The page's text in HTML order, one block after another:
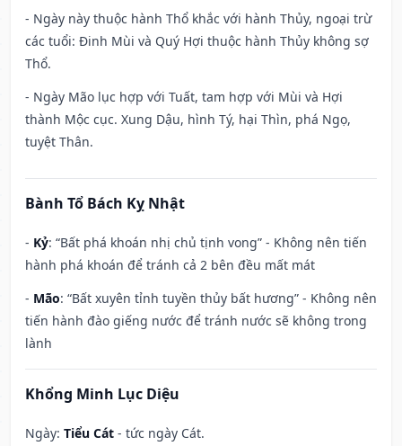
- Ngày này thuộc hành Thổ khắc với hành Thủy, ngoại trừ
các tuổi: Đinh Mùi và Quý Hợi thuộc hành Thủy không sợ
Thổ.
- Ngày Mão lục hợp với Tuất, tam hợp với Mùi và Hợi
thành Mộc cục. Xung Dậu, hình Tý, hại Thìn, phá Ngọ,
tuyệt Thân.
Bành Tổ Bách Kỵ Nhật
- Kỷ: “Bất phá khoán nhị chủ tịnh vong” - Không nên tiến
hành phá khoán để tránh cả 2 bên đều mất mát
- Mão: “Bất xuyên tỉnh tuyền thủy bất hương” - Không nên
tiến hành đào giếng nước để tránh nước sẽ không trong
lành
Khổng Minh Lục Diệu
Ngày: Tiểu Cát - tức ngày Cát.